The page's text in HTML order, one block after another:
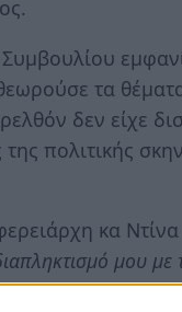
τα
δεν είχε
πολιτικής
κα Ντίνα
μου με
τα δυναμικά